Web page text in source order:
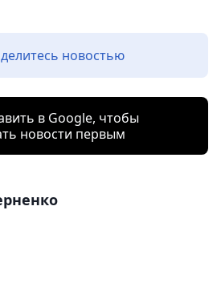
новостью
в Google, чтобы
новости первым